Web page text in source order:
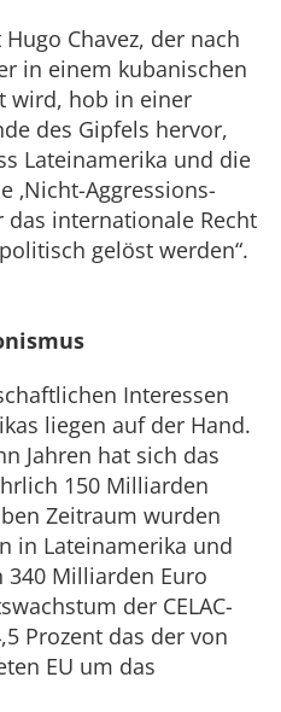
Chavez, der nach
in einem kubanischen
wird, hob in einer
des Gipfels hervor,
Lateinamerika und die
‚Nicht-Aggressions-
das internationale Recht
gelöst werden“.
Interessen
liegen auf der Hand.
Jahren hat sich das
150 Milliarden
Zeitraum wurden
in Lateinamerika und
340 Milliarden Euro
der CELAC-
Prozent das der von
EU um das